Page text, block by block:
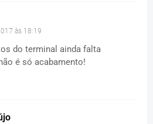
às 18:19
do terminal ainda falta
é só acabamento!